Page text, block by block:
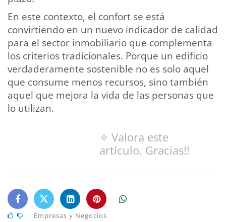
En este contexto, el confort se está
convirtiendo en un nuevo indicador de calidad
para el sector inmobiliario que complementa
los criterios tradicionales. Porque un edificio
verdaderamente sostenible no es solo aquel
que consume menos recursos, sino también
aquel que mejora la vida de las personas que
lo utilizan.
✧ Valora este
artículo. Gracias!!
Empresas y Negocios